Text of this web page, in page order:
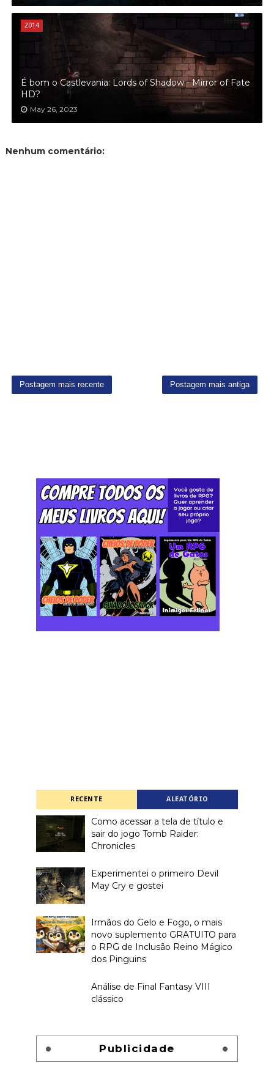
2014
É bom o Castlevania: Lords of Shadow - Mirror of Fate
HD?
May 26, 2023
Nenhum comentário:
Postagem mais recente Postagem mais antiga
RECENTE ALEATÓRIO
Como acessar a tela de título e
sair do jogo Tomb Raider:
Chronicles
Experimentei o primeiro Devil
May Cry e gostei
Irmãos do Gelo e Fogo, o mais
novo suplemento GRATUITO para
o RPG de Inclusão Reino Mágico
dos Pinguins
Análise de Final Fantasy VIII
clássico
Publicidade